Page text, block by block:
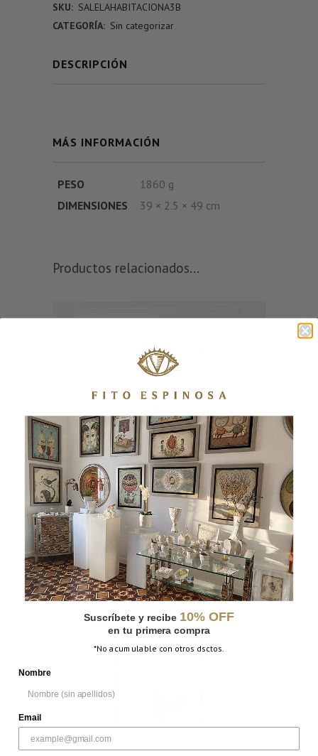
SKU: SALELAHABITACIONA3B
CATEGORÍA: Sin categorizar
DESCRIPCIÓN
MÁS INFORMACIÓN
PESO
1860 g
DIMENSIONES
39 × 2.5 × 49 cm
Productos relacionados...
INGRAVIDEZ – SALE
Suscríbete y recibe 10% OFF
en tu primera compra
*No acumulable con otros dsctos.
Nombre
Email